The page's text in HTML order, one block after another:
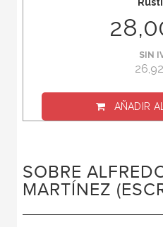
SIN
AÑADIR
SOBRE
MARTÍNEZ